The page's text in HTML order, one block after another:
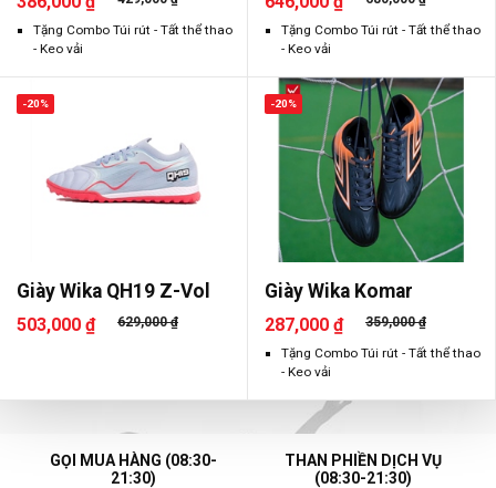
Tặng Combo Túi rút - Tất thể thao
- Keo vải
Tặng Combo Túi rút - Tất thể thao
- Keo vải
Giày Wika QH19 Z-Vol
503,000 ₫ 629,000 ₫
-20%
Giày Wika Komar
287,000 ₫ 359,000 ₫
-20%
Tặng Combo Túi rút - Tất thể thao
- Keo vải
GỌI MUA HÀNG (08:30-
21:30)
THAN PHIỀN DỊCH VỤ
(08:30-21:30)